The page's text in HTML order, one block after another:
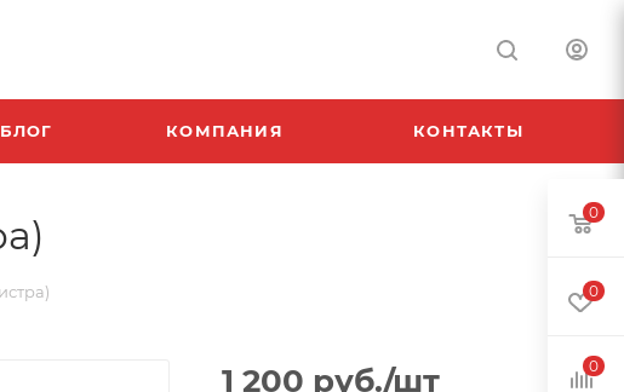
БЛОГ КОМПАНИЯ КОНТАКТЫ
1 200 руб./шт
0
0
0